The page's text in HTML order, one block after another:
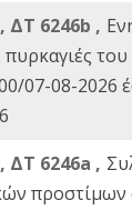
ΔΤ 6246b ,
07-08-2026
ΔΤ 6246a ,
προστίμων